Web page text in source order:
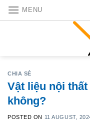
Skip
MENU
CHIA SẺ
Vật liệu nội
không?
POSTED ON 11 AUGUST,